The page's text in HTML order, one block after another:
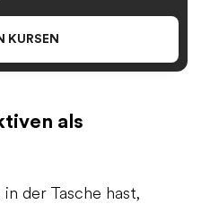
KURSEN
als
der Tasche hast,